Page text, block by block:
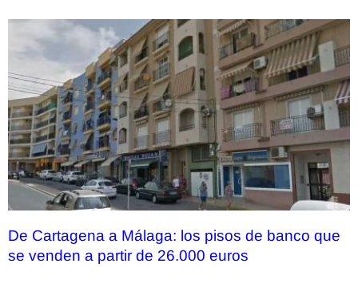
De Cartagena a Málaga: los pisos de banco que
se venden a partir de 26.000 euros